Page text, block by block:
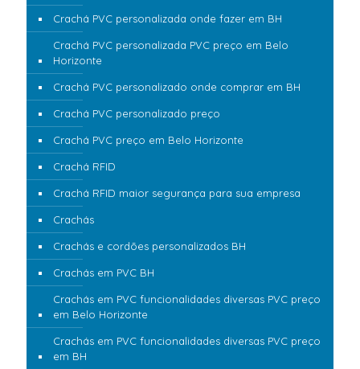
Crachá PVC personalizada onde fazer em BH
Crachá PVC personalizada PVC preço em Belo
Horizonte
Crachá PVC personalizado onde comprar em BH
Crachá PVC personalizado preço
Crachá PVC preço em Belo Horizonte
Crachá RFID
Crachá RFID maior segurança para sua empresa
Crachás
Crachás e cordões personalizados BH
Crachás em PVC BH
Crachás em PVC funcionalidades diversas PVC preço
em Belo Horizonte
Crachás em PVC funcionalidades diversas PVC preço
em BH